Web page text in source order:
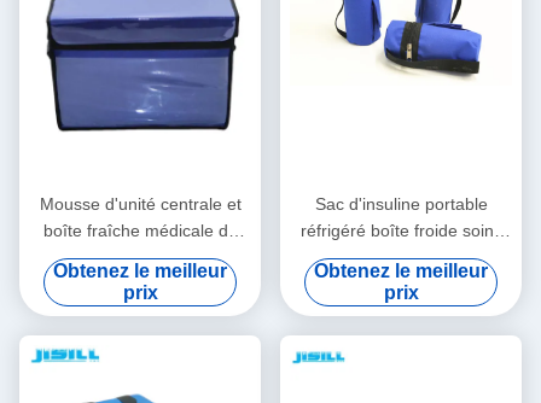
Mousse d'unité centrale et
boîte fraîche médicale de
panneau d'isolation de vide
pour le transport de chaîne
du froid
Obtenez le meilleur
prix
Sac d'insuline portable
réfrigéré boîte froide soins
personnels avec logo -
Imprimé pour les aliments
surgelés
Obtenez le meilleur
prix